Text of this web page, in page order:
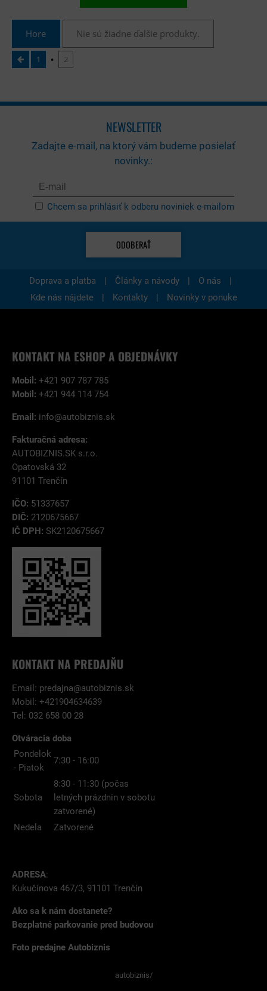
Hore Nie sú žiadne ďalšie produkty.
1 2
NEWSLETTER
Zadajte e-mail, na ktorý vám budeme posielať
novinky.:
Chcem sa prihlásiť k odberu noviniek e-mailom
ODOBERAŤ
Doprava a platba | Články a návody | O nás
|
Kde nás nájdete
| Kontakty | Novinky v ponuke
KONTAKT NA ESHOP A OBJEDNÁVKY
Mobil: +421 907 787 785
Mobil: +421 944 114 754
Email: info@autobiznis.sk
Fakturačná adresa:
AUTOBIZNIS.SK s.r.o.
Opatovská 32
91101 Trenčín
IČO: 51337657
DIČ: 2120675667
IČ DPH: SK2120675667
KONTAKT NA PREDAJŇU
Email: predajna@autobiznis.sk
Mobil: +421904634639
Tel: 032 658 00 28
Otváracia doba
Pondelok
- Piatok
7:30 - 16:00
Sobota
8:30 - 11:30 (počas
letných prázdnin v sobotu
zatvorené)
Nedela
Zatvorené
ADRESA:
Kukučínova 467/3, 91101 Trenčín
Ako sa k nám dostanete?
Bezplatné parkovanie pred budovou
Foto predajne Autobiznis
autobiznis/